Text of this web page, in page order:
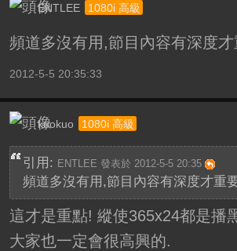
ENTLEE 1080i 高級
頻道多沒有用,節目內容有深度才
2012-5-5 20:35:33
kuokuo 1080i 高級
引用: ENTLEE 發表於 2012-5-5 20:35
頻道多沒有用,節目內容有深度才重
這才是重點! 縱使365x24都是播
大家也一定會很高興的.